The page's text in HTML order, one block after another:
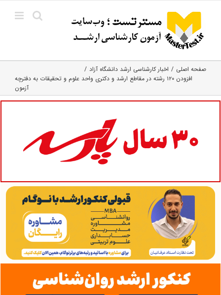
content
صفحه اصلی
اخبار کارشناسی ارشد دانشگاه آزاد
افزودن ۱۲۰ رشته در مقاطع ارشد و دکتری واحد علوم و تحقیقات به دفترچه
آزمون